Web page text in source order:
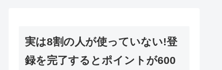
実は8割の人が使っていない!登
録を完了するとポイントが600